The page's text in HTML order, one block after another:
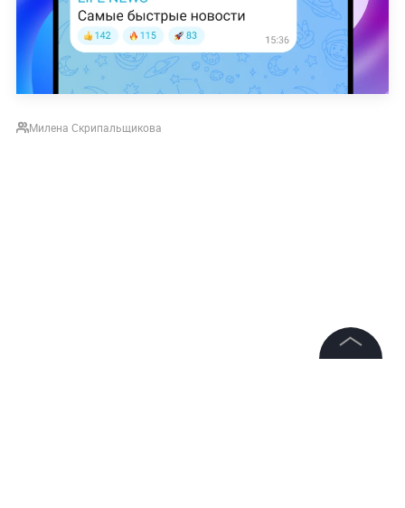
Милена Скрипальщикова